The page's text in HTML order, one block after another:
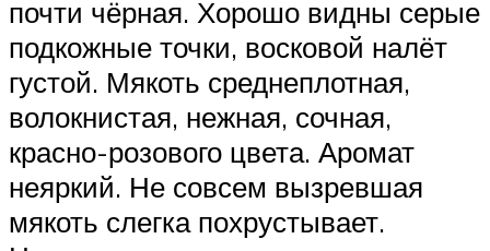
почти чёрная. Хорошо видны серые
подкожные точки, восковой налёт
густой. Мякоть среднеплотная,
волокнистая, нежная, сочная,
красно-розового цвета. Аромат
неяркий. Не совсем вызревшая
мякоть слегка похрустывает.